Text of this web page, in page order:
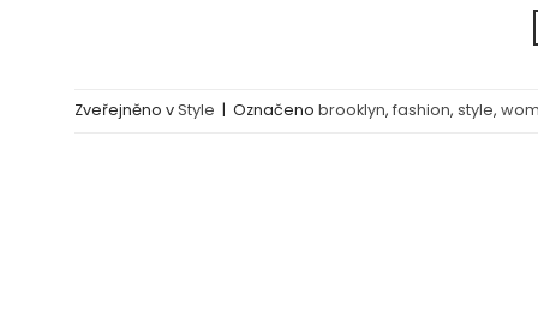
Zveřejněno vStyle | Označeno brooklyn, fashion, style,